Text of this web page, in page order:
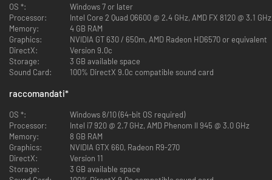
Incontri con sfumature dettagliate:l'avventura si svolge attraverso
incontri accuratamente realizzati, ognuno con avversari intelligenti e
competenti, ciascuno con le proprie motivazioni e un posto nel mondo.
OS *:
Windows 7 or later
Processor:
Intel Core 2 Quad Q6600 @ 2.4 GHz, AMD FX 8120 @ 3.1 GHz
Memory:
4 GB RAM
Graphics:
NVIDIA GT 630 / 650m, AMD Radeon HD6570 or equivalent
DirectX:
Version 9.0c
Storage:
3 GB available space
Sound Card:
100% DirectX 9.0c compatible sound card
raccomandati*
OS *:
Windows 8/10 (64-bit OS required)
Processor:
Intel i7 920 @ 2.7 GHz, AMD Phenom II 945 @ 3.0 GHz
Memory:
8 GB RAM
Graphics:
NVIDIA GTX 660, Radeon R9-270
DirectX:
Version 11
Storage:
3 GB available space